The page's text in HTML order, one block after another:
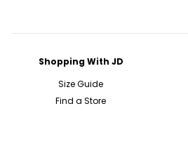
Shopping With JD
Size Guide
Find a Store